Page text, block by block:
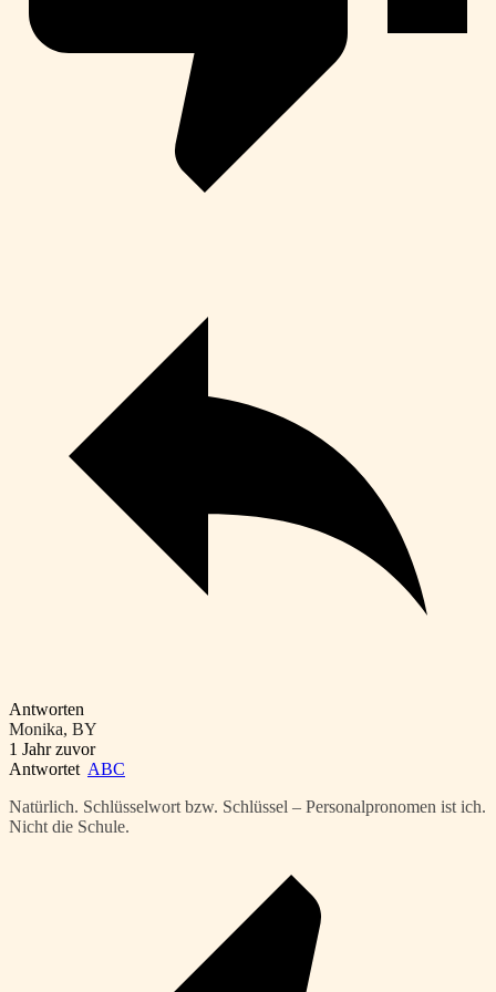
Antworten
Monika, BY
1 Jahr zuvor
Antwortet ABC
Natürlich. Schlüsselwort bzw. Schlüssel – Personalpronomen ist ich.
Nicht die Schule.